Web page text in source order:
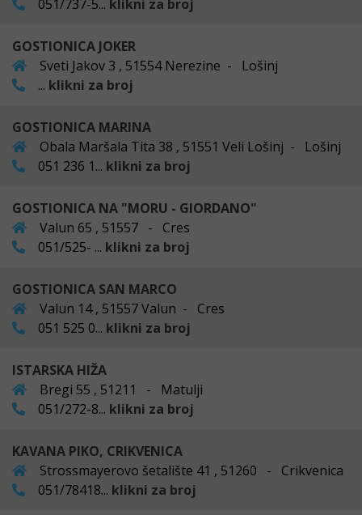
051/737-5... klikni za broj
GOSTIONICA JOKER
Sveti Jakov 3 , 51554 Nerezine - Lošinj
... klikni za broj
GOSTIONICA MARINA
Obala Maršala Tita 38 , 51551 Veli Lošinj - Lošinj
051 236 1... klikni za broj
GOSTIONICA NA "MORU - GIORDANO"
Valun 65 , 51557 - Cres
051/525- ... klikni za broj
GOSTIONICA SAN MARCO
Valun 14 , 51557 Valun - Cres
051 525 0... klikni za broj
ISTARSKA HIŽA
Bregi 55 , 51211 - Matulji
051/272-8... klikni za broj
KAVANA PIKO, CRIKVENICA
Strossmayerovo šetalište 41 , 51260 - Crikvenica
051/78418... klikni za broj